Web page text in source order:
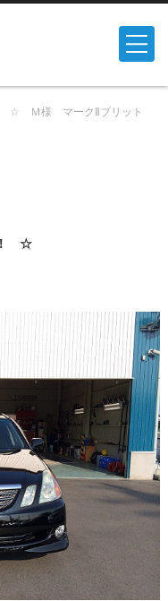
☆ Ｍ様 マークⅡブリット
！ ☆